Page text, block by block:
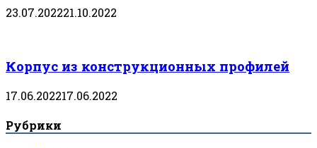
23.07.202221.10.2022
Корпус из конструкционных профилей
17.06.202217.06.2022
Рубрики